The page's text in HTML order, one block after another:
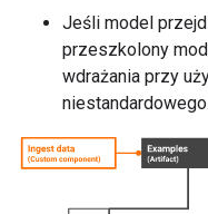
Jeśli model
przeszkolony
wdrażania przy
niestandardowego.